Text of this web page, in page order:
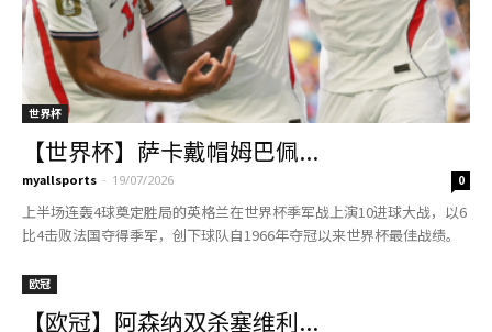
世界杯
【世界杯】萨卡戴帽姆巴佩...
myallsports - 19/07/2026 0
上半场连轰4球奠定胜局的英格兰在世界杯季军战上演10进球大战，以6
比4击败法国夺得季军，创下球队自1966年夺冠以来世界杯最佳战绩。
欧冠
【欧冠】阿森纳双杀塞维利...